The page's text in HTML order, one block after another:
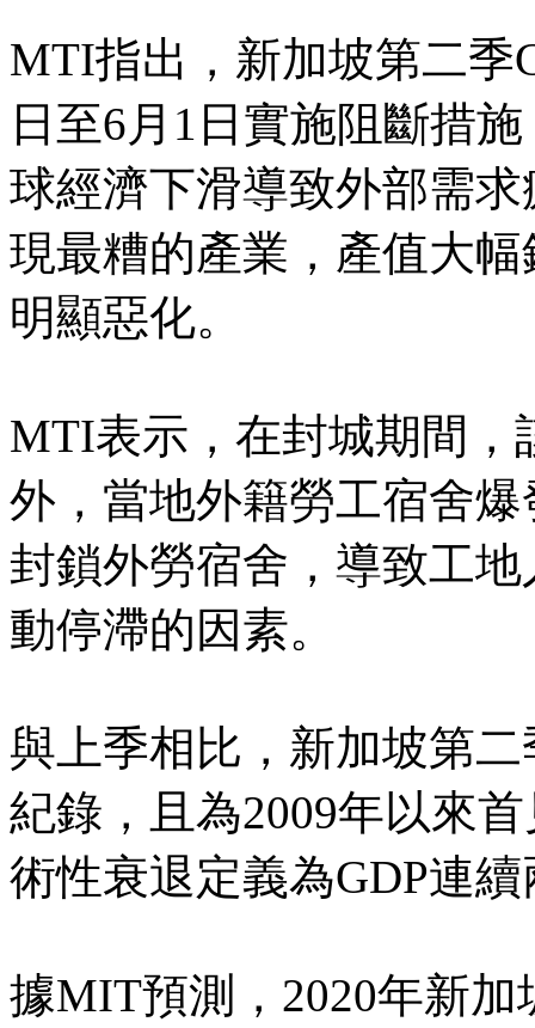
MTI指出，新加坡第二季
日至6月1日實施阻斷措
球經濟下滑導致外部需
現最糟的產業，產值大
明顯惡化。
MTI表示，在封城期間，
外，當地外籍勞工宿舍
封鎖外勞宿舍，導致工
動停滯的因素。
與上季相比，新加坡第
紀錄，且為2009年以來
術性衰退定義為GDP連
據MIT預測，2020年新加